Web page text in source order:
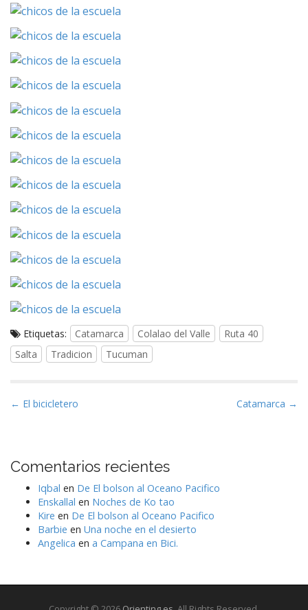
Etiquetas: Catamarca Colalao del Valle
Ruta 40
Salta
Tradicion Tucuman
N
e
g
d
← El bicicletero Catamarca →
Comentarios recientes
Iqbal en De El bolson al Oceano Pacifico
Enskallal en Noches de Ko tao
Kire en De El bolson al Oceano Pacifico
Barbie en Una noche en el desierto
Angelica en a Campana en Bici.